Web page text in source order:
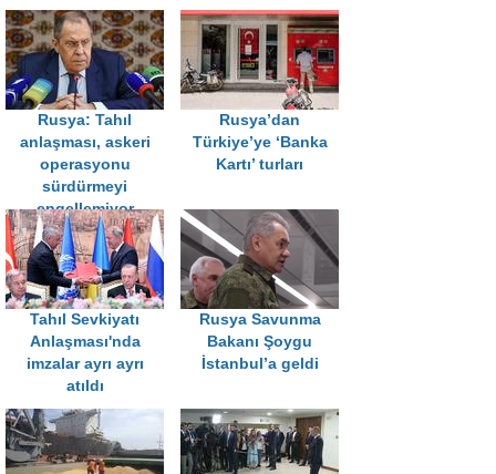
Rusya: Tahıl
anlaşması, askeri
operasyonu
sürdürmeyi
engellemiyor
Rusya’dan
Türkiye’ye ‘Banka
Kartı’ turları
Tahıl Sevkiyatı
Anlaşması'nda
imzalar ayrı ayrı
atıldı
Rusya Savunma
Bakanı Şoygu
İstanbul’a geldi